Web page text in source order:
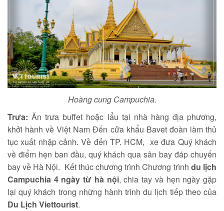
Hoàng cung Campuchia.
Trưa: Ăn trưa buffet hoặc lẩu tại nhà hàng địa phương,
khởi hành về Việt Nam Đến cửa khẩu Bavet đoàn làm thủ
tục xuất nhập cảnh. Về đến TP. HCM, xe đưa Quý khách
về điểm hẹn ban đầu, quý khách qua sân bay đáp chuyến
bay về Hà Nội. Kết thúc chương trình Chương trình du lịch
Campuchia 4 ngày từ hà nội, chia tay và hẹn ngày gặp
lại quý khách trong những hành trình du lịch tiếp theo của
Du Lịch Viettourist.